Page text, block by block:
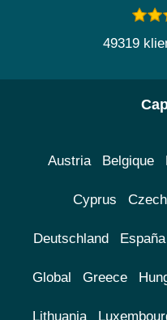
49319
Austria Belgique
Cyprus
Deutschland España
Global Greece
Lithuania